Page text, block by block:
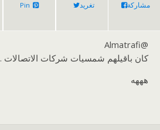
مشاركة تغريد Pin
@Almatrafi
كان باقيلهم شمسيات شركات الاتصالات .
هههه